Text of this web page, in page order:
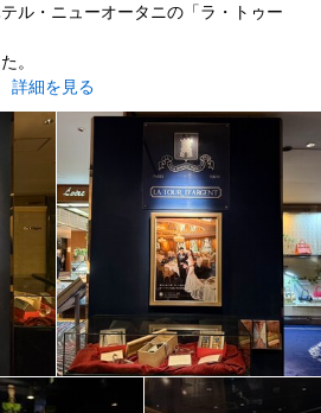
ル・ニューオータニの「ラ・トゥー
。
詳細を見る